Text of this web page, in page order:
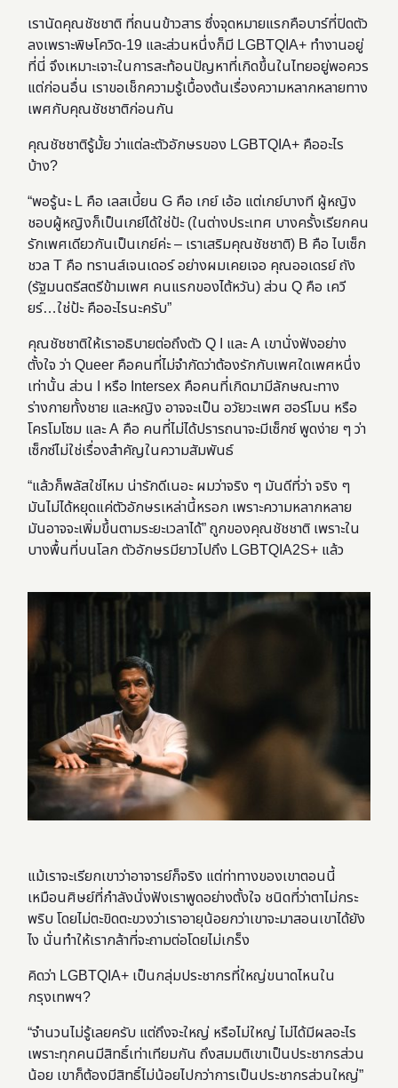
เรานัดคุณชัชชาติ ที่ถนนข้าวสาร ซึ่งจุดหมายแรกคือบาร์ที่ปิดตัว
ลงเพราะพิษโควิด-19 และส่วนหนึ่งก็มี LGBTQIA+ ทำงานอยู่
ที่นี่ จึงเหมาะเจาะในการสะท้อนปัญหาที่เกิดขึ้นในไทยอยู่พอควร
แต่ก่อนอื่น เราขอเช็กความรู้เบื้องต้นเรื่องความหลากหลายทาง
เพศกับคุณชัชชาติก่อนกัน
คุณชัชชาติรู้มั้ย ว่าแต่ละตัวอักษรของ LGBTQIA+ คืออะไร
บ้าง?
“พอรู้นะ L คือ เลสเบี้ยน G คือ เกย์ เอ้อ แต่เกย์บางที ผู้หญิง
ชอบผู้หญิงก็เป็นเกย์ได้ใช่ป้ะ (ในต่างประเทศ บางครั้งเรียกคน
รักเพศเดียวกันเป็นเกย์ค่ะ – เราเสริมคุณชัชชาติ) B คือ ไบเซ็ก
ชวล T คือ ทรานส์เจนเดอร์ อย่างผมเคยเจอ คุณออเดรย์ ถัง
(รัฐมนตรีสตรีข้ามเพศ คนแรกของไต้หวัน) ส่วน Q คือ เควี
ยร์…ใช่ป้ะ คืออะไรนะครับ”
คุณชัชชาติให้เราอธิบายต่อถึงตัว Q I และ A เขานั่งฟังอย่าง
ตั้งใจ ว่า Queer คือคนที่ไม่จำกัดว่าต้องรักกับเพศใดเพศหนึ่ง
เท่านั้น ส่วน I หรือ Intersex คือคนที่เกิดมามีลักษณะทาง
ร่างกายทั้งชาย และหญิง อาจจะเป็น อวัยวะเพศ ฮอร์โมน หรือ
โครโมโซม และ A คือ คนที่ไม่ได้ปรารถนาจะมีเซ็กซ์ พูดง่าย ๆ ว่า
เซ็กซ์ไม่ใช่เรื่องสำคัญในความสัมพันธ์
“แล้วก็พลัสใช่ไหม น่ารักดีเนอะ ผมว่าจริง ๆ มันดีที่ว่า จริง ๆ
มันไม่ได้หยุดแค่ตัวอักษรเหล่านี้หรอก เพราะความหลากหลาย
มันอาจจะเพิ่มขึ้นตามระยะเวลาได้” ถูกของคุณชัชชาติ เพราะใน
บางพื้นที่บนโลก ตัวอักษรมียาวไปถึง LGBTQIA2S+ แล้ว
แม้เราจะเรียกเขาว่าอาจารย์ก็จริง แต่ท่าทางของเขาตอนนี้
เหมือนศิษย์ที่กำลังนั่งฟังเราพูดอย่างตั้งใจ ชนิดที่ว่าตาไม่กระ
พริบ โดยไม่ตะขิดตะขวงว่าเราอายุน้อยกว่าเขาจะมาสอนเขาได้ยัง
ไง นั่นทำให้เรากล้าที่จะถามต่อโดยไม่เกร็ง
คิดว่า LGBTQIA+ เป็นกลุ่มประชากรที่ใหญ่ขนาดไหนใน
กรุงเทพฯ?
“จำนวนไม่รู้เลยครับ แต่ถึงจะใหญ่ หรือไม่ใหญ่ ไม่ได้มีผลอะไร
เพราะทุกคนมีสิทธิ์เท่าเทียมกัน ถึงสมมติเขาเป็นประชากรส่วน
น้อย เขาก็ต้องมีสิทธิ์ไม่น้อยไปกว่าการเป็นประชากรส่วนใหญ่”